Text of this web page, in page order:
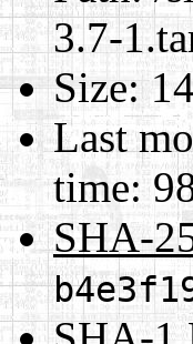
3.7-
Size:
Last
time:
SHA-